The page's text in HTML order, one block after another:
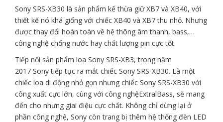
Sony SRS-XB30 là sản phẩm kế thừa giữ XB7 và XB40, với
thiết kế nó khá giống với chiếc XB40 và XB7 thu nhỏ. Nhưng
được thay đổi hoàn toàn về hệ thông âm thanh, bass,…
công nghệ chống nước hay chất lượng pin cực tốt.
Tiếp nối sản phẩm loa Sony SRS-XB3, trong năm
2017 Sony tiếp tục ra mắt chiếc Sony SRS-XB30. Là một
chiếc loa di động nhỏ gọn nhưng chiếc Sony SRS-XB30 với
công xuất cực lớn, cùng với công nghệExtralBass, sẽ mang
đến cho nhưng giai điệu cực chất. Không chỉ dừng lại ở
phần công nghệ, Sony còn trang bị thêm hệ thống đèn LED